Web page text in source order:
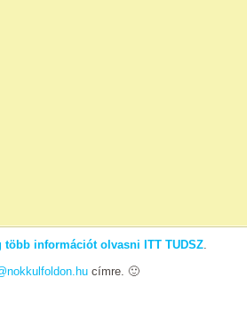
információt olvasni ITT TUDSZ.
címre. 🙂